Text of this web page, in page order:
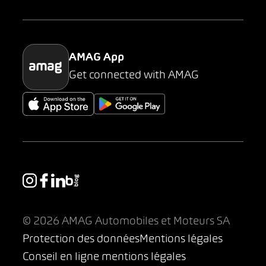
Parking
AMAG App
Get connected with AMAG
© 2026 AMAG Automobiles et Moteurs SA
Protection des donnéesMentions légales
Conseil en ligne mentions légales